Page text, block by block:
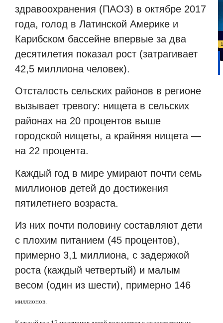
здравоохранения (ПАОЗ) в октябре 2017
года, голод в Латинской Америке и
Карибском бассейне впервые за два
десятилетия показал рост (затрагивает
42,5 миллиона человек).
Отсталость сельских районов в регионе
вызывает тревогу: нищета в сельских
районах на 20 процентов выше
городской нищеты, а крайняя нищета —
на 22 процента.
Каждый год в мире умирают почти семь
миллионов детей до достижения
пятилетнего возраста.
Из них почти половину составляют дети
с плохим питанием (45 процентов),
примерно 3,1 миллиона, с задержкой
роста (каждый четвертый) и малым
весом (один из шести), примерно 146
миллионов.